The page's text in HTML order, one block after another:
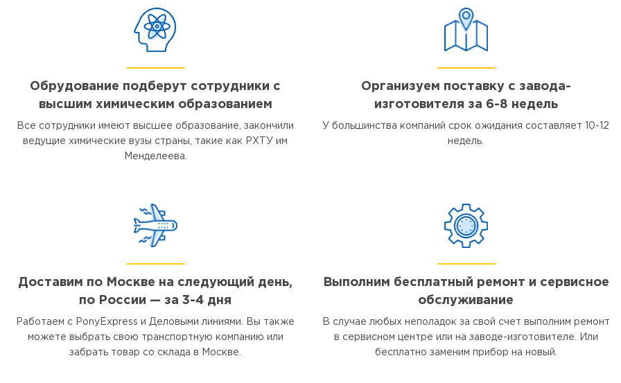
Обрудование подберут сотрудники с
высшим химическим образованием
Все сотрудники имеют высшее образование, закончили
ведущие химические вузы страны, такие как РХТУ им
Менделеева.
Организуем поставку с завода-
изготовителя за 6-8 недель
У большинства компаний срок ожидания составляет 10-12
недель.
Доставим по Москве на следующий день,
по России — за 3-4 дня
Работаем с PonyExpress и Деловыми линиями. Вы также
можете выбрать свою транспортную компанию или
забрать товар со склада в Москве.
Выполним бесплатный ремонт и сервисное
обслуживание
В случае любых неполадок за свой счет выполним ремонт
в сервисном центре или на заводе-изготовителе. Или
бесплатно заменим прибор на новый.